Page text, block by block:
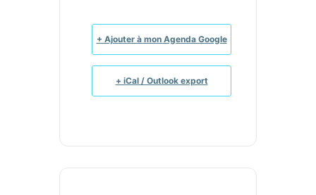
+ Ajouter à mon Agenda Google
+ iCal / Outlook export